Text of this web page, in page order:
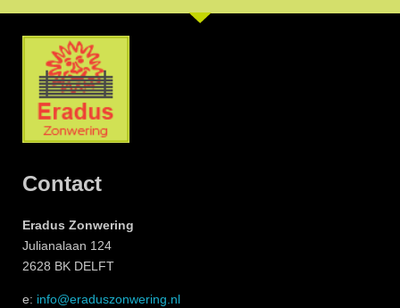
Contact
Eradus Zonwering
Julianalaan 124
2628 BK DELFT
e: info@eraduszonwering.nl